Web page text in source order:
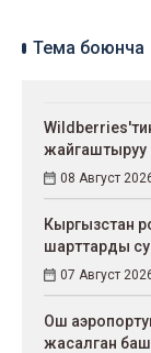
Тема боюнча
08 Август
Кыргызстан
шарттарды
07 Август
Ош
жасалган